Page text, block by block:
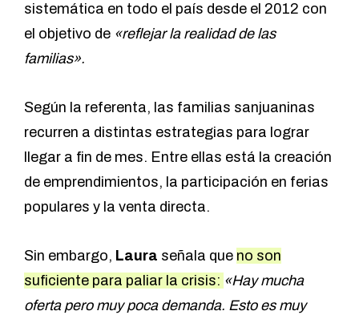
sistemática en todo el país desde el 2012 con
el objetivo de «reflejar la realidad de las
familias».
Según la referenta, las familias sanjuaninas
recurren a distintas estrategias para lograr
llegar a fin de mes. Entre ellas está la creación
de emprendimientos, la participación en ferias
populares y la venta directa.
Sin embargo, Laura señala que no son
suficiente para paliar la crisis: «Hay mucha
oferta pero muy poca demanda. Esto es muy